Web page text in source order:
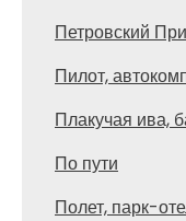
Петровский
Пилот,
Плакучая ива,
По пути
Полет, парк-